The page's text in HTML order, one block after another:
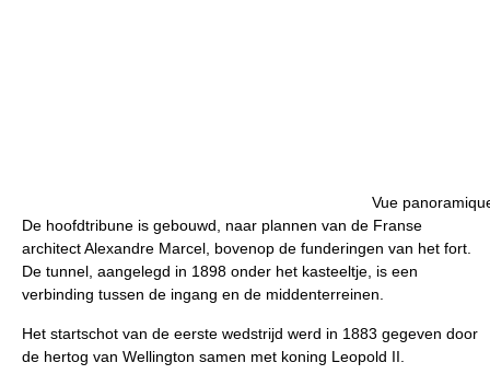
Vue
De hoofdtribune is gebouwd, naar plannen van de Franse
architect Alexandre Marcel, bovenop de funderingen van het fort.
De tunnel, aangelegd in 1898 onder het kasteeltje, is een
verbinding tussen de ingang en de middenterreinen.
Het startschot van de eerste wedstrijd werd in 1883 gegeven door
de hertog van Wellington samen met koning Leopold II.